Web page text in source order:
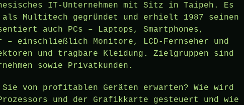
IT-Unternehmen mit Sitz in Taipeh. Es
als Multitech gegründet und erhielt 1987 seinen
auch PCs – Laptops, Smartphones,
– einschließlich Monitore, LCD-Fernseher und
und tragbare Kleidung. Zielgruppen sind
sowie Privatkunden.
Sie von profitablen Geräten erwarten? Wie wird
und der Grafikkarte gesteuert und wie